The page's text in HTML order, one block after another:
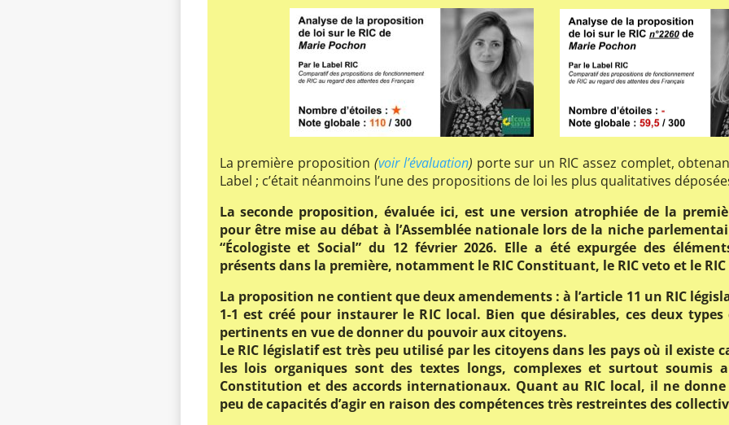
La première proposition (voir l’évaluation) porte sur un RIC assez complet,
Label ; c’était néanmoins l’une des propositions de loi les plus qualitatives
La seconde proposition, évaluée ici, est une version atrophiée de la
pour être mise au débat à l’Assemblée nationale lors de la niche
“Écologiste et Social” du 12 février 2026. Elle a été expurgée des
présents dans la première, notamment le RIC Constituant, le RIC veto et le
La proposition ne contient que deux amendements : à l’article 11 un RIC
1-1 est créé pour instaurer le RIC local. Bien que désirables, ces deux
pertinents en vue de donner du pouvoir aux citoyens.
Le RIC législatif est très peu utilisé par les citoyens dans les pays où il existe
les lois organiques sont des textes longs, complexes et surtout soumis
Constitution et des accords internationaux. Quant au RIC local, il ne
peu de capacités d’agir en raison des compétences très restreintes des